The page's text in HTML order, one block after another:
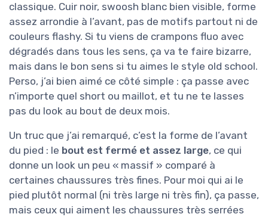
classique. Cuir noir, swoosh blanc bien visible, forme
assez arrondie à l’avant, pas de motifs partout ni de
couleurs flashy. Si tu viens de crampons fluo avec
dégradés dans tous les sens, ça va te faire bizarre,
mais dans le bon sens si tu aimes le style old school.
Perso, j’ai bien aimé ce côté simple : ça passe avec
n’importe quel short ou maillot, et tu ne te lasses
pas du look au bout de deux mois.
Un truc que j’ai remarqué, c’est la forme de l’avant
du pied : le bout est fermé et assez large, ce qui
donne un look un peu « massif » comparé à
certaines chaussures très fines. Pour moi qui ai le
pied plutôt normal (ni très large ni très fin), ça passe,
mais ceux qui aiment les chaussures très serrées